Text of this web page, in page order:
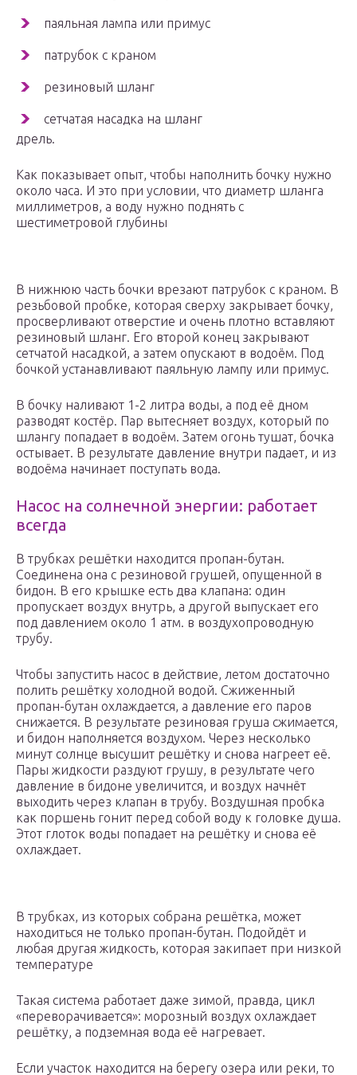
паяльная лампа или примус
патрубок с краном
резиновый шланг
сетчатая насадка на шланг
дрель.
Как показывает опыт, чтобы наполнить бочку нужно
около часа. И это при условии, что диаметр шланга
миллиметров, а воду нужно поднять с
шестиметровой глубины
В нижнюю часть бочки врезают патрубок с краном. В
резьбовой пробке, которая сверху закрывает бочку,
просверливают отверстие и очень плотно вставляют
резиновый шланг. Его второй конец закрывают
сетчатой насадкой, а затем опускают в водоём. Под
бочкой устанавливают паяльную лампу или примус.
В бочку наливают 1-2 литра воды, а под её дном
разводят костёр. Пар вытесняет воздух, который по
шлангу попадает в водоём. Затем огонь тушат, бочка
остывает. В результате давление внутри падает, и из
водоёма начинает поступать вода.
Насос на солнечной энергии: работает
всегда
В трубках решётки находится пропан-бутан.
Соединена она с резиновой грушей, опущенной в
бидон. В его крышке есть два клапана: один
пропускает воздух внутрь, а другой выпускает его
под давлением около 1 атм. в воздухопроводную
трубу.
Чтобы запустить насос в действие, летом достаточно
полить решётку холодной водой. Сжиженный
пропан-бутан охлаждается, а давление его паров
снижается. В результате резиновая груша сжимается,
и бидон наполняется воздухом. Через несколько
минут солнце высушит решётку и снова нагреет её.
Пары жидкости раздуют грушу, в результате чего
давление в бидоне увеличится, и воздух начнёт
выходить через клапан в трубу. Воздушная пробка
как поршень гонит перед собой воду к головке душа.
Этот глоток воды попадает на решётку и снова её
охлаждает.
В трубках, из которых собрана решётка, может
находиться не только пропан-бутан. Подойдёт и
любая другая жидкость, которая закипает при низкой
температуре
Такая система работает даже зимой, правда, цикл
«переворачивается»: морозный воздух охлаждает
решётку, а подземная вода её нагревает.
Если участок находится на берегу озера или реки, то